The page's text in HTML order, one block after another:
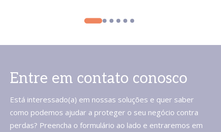
Entre em contato conosco
Está interessado(a) em nossas soluções e quer saber
como podemos ajudar a proteger o seu negócio contra
perdas? Preencha o formulário ao lado e entraremos em